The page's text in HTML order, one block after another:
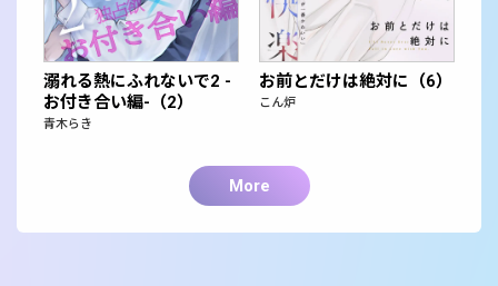
溺れる熱にふれないで2 -
お付き合い編-（2）
青木らき
お前とだけは絶対に（6）
こん炉
More